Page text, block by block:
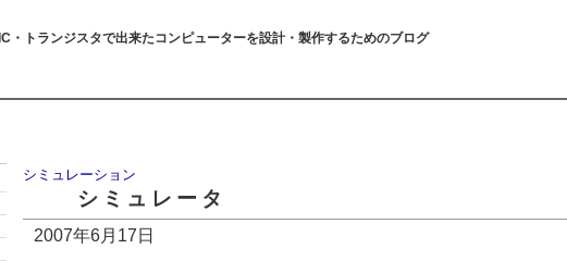
IC・トランジスタで出来たコンピューターを設計・製作するためのブログ
シミュレーション
シミュレータ
2007年6月17日